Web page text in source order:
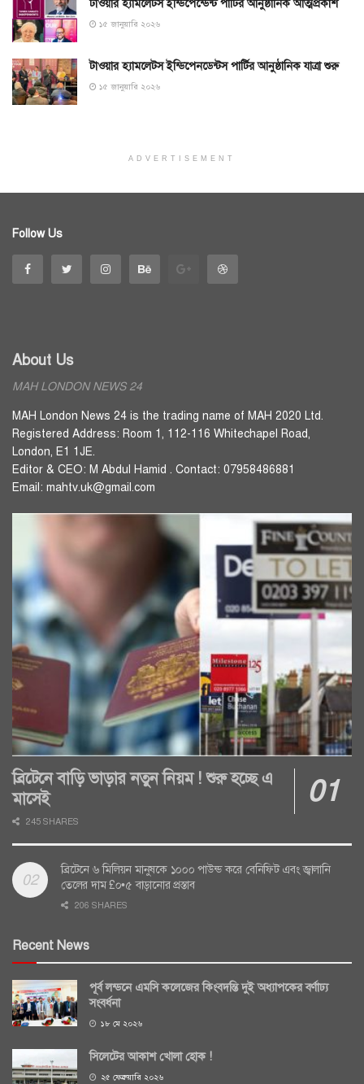
টাওয়ার হ্যামলেটস ইন্ডিপেন্ডেন্ট পার্টির আনুষ্ঠানিক আত্মপ্রকাশ
১৫ জানুয়ারি ২০২৬
টাওয়ার হ্যামলেটস ইন্ডিপেনডেন্টস পার্টির আনুষ্ঠানিক যাত্রা শুরু
১৫ জানুয়ারি ২০২৬
ADVERTISEMENT
Follow Us
About Us
MAH LONDON NEWS 24
MAH London News 24 is the trading name of MAH 2020 Ltd.
Registered Address: Room 1, 112-116 Whitechapel Road,
London, E1 1JE.
Editor & CEO: M Abdul Hamid . Contact: 07958486881
Email: mahtv.uk@gmail.com
ব্রিটেনে বাড়ি ভাড়ার নতুন নিয়ম ! শুরু হচ্ছে এ
মাসেই
245 SHARES
ব্রিটেনে ৬ মিলিয়ন মানুষকে ১০০০ পাউন্ড করে বেনিফিট এবং জ্বালানি
তেলের দাম £০•৫ বাড়ানোর প্রস্তাব
206 SHARES
Recent News
পূর্ব লন্ডনে এমসি কলেজের কিংবদন্তি দুই অধ্যাপকের বর্ণাঢ্য
সংবর্ধনা
১৮ মে ২০২৬
সিলেটের আকাশ খোলা হোক !
২৫ ফেব্রুয়ারি ২০২৬